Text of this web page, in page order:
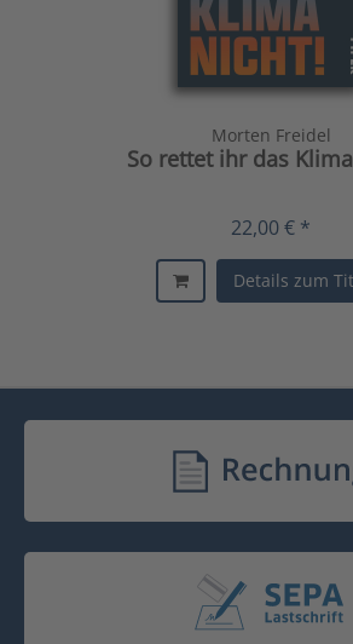
Morten Freidel
So rettet ihr das
22,00 € *
Details zum